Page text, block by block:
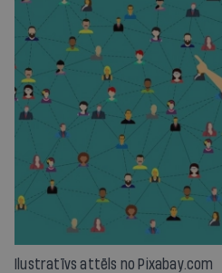
Ilustratīvs attēls no Pixabay.com